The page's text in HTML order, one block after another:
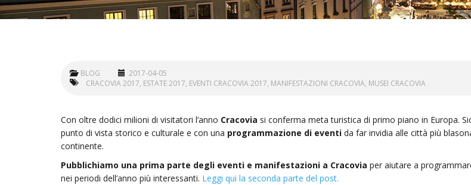
BLOG
2017-04-05
CRACOVIA 2017 ESTATE 2017 EVENTI CRACOVIA 2017 MANIFESTAZIONI CRACOVIA MUSEI CRACOVIA
Con oltre dodici milioni di visitatori l’anno Cracovia si conferma meta turistica di primo piano in Europa.
punto di vista storico e culturale e con una programmazione di eventi da far invidia alle città più
continente.
Pubblichiamo una prima parte degli eventi e manifestazioni a Cracovia per aiutare a
nei periodi dell’anno più interessanti. Leggi qui la seconda parte del post.